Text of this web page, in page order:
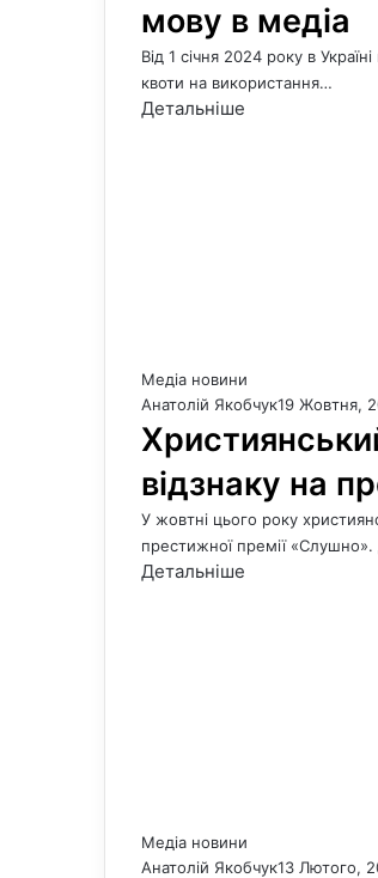
мову в медіа
Від 1 січня 2024 року в
квоти на використання…
Детальніше
Медіа новини
Анатолій Якобчук19 Жовтня,
відзнаку на
У жовтні цього року
престижної премії
Детальніше
Медіа новини
Анатолій Якобчук13 Лютого,